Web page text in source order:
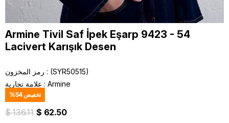
Armine Tivil Saf İpek Eşarp 9423 - 54
Lacivert Karışık Desen
رمز المخزون
(SYR50515)
علامة تجارية : Armine
%54تخفيض
$ 136.11 $ 62.50